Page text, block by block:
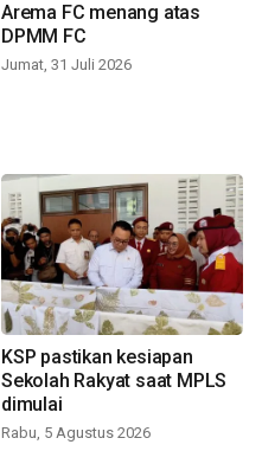
Arema FC menang atas
DPMM FC
Jumat, 31 Juli 2026
KSP pastikan kesiapan
Sekolah Rakyat saat MPLS
dimulai
Rabu, 5 Agustus 2026